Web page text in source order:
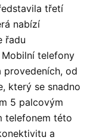
třetí
nabízí
řadu
telefony
provedeních, od
který se snadno
5 palcovým
telefonem této
a